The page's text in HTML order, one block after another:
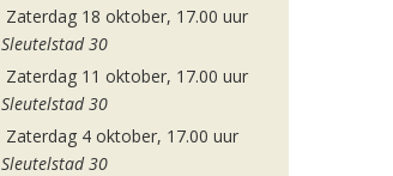
Zaterdag 18 oktober, 17.00 uur
Sleutelstad 30
Zaterdag 11 oktober, 17.00 uur
Sleutelstad 30
Zaterdag 4 oktober, 17.00 uur
Sleutelstad 30